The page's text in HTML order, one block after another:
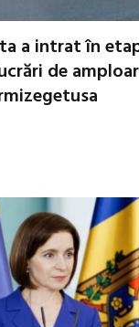
a intrat în
de